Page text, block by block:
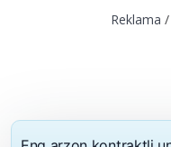
Reklama /